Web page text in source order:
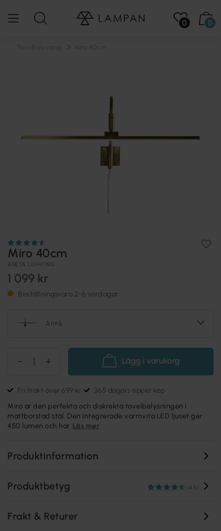
0 0
Miro 40cm
ANETA LIGHTING
1 099 kr
Beställningsvara 2-6 vardagar
Antik
Lägg i varukorg
Fri frakt över 699 kr 365 dagars öppet köp
Miro är den perfekta och diskrekta tavelbelysningen i
mattborstad stål. Den integrerade varmvita LED ljuset ger
450 lumen och har Läs mer
Produktinformation
Produktbetyg (4.5)
Frakt & Returer